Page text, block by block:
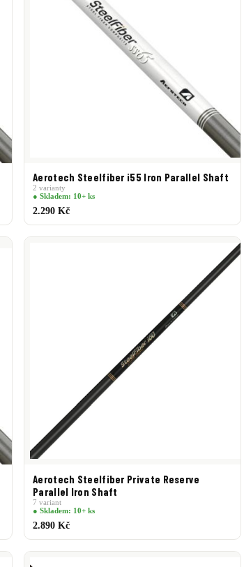
Aerotech Steelfiber i55 Iron Parallel Shaft
2 varianty
● Skladem: 10+ ks
2.290 Kč
Aerotech Steelfiber Private Reserve
Parallel Iron Shaft
7 variant
● Skladem: 10+ ks
2.890 Kč